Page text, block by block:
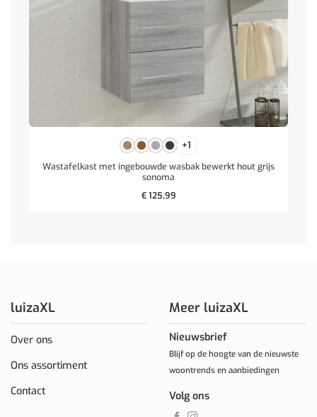
+1
Wastafelkast met ingebouwde wasbak bewerkt hout grijs
sonoma
€125,99
luizaXL
Over ons
Ons assortiment
Contact
Meer luizaXL
Nieuwsbrief
Blijf op de hoogte van de nieuwste
woontrends en aanbiedingen
Volg ons